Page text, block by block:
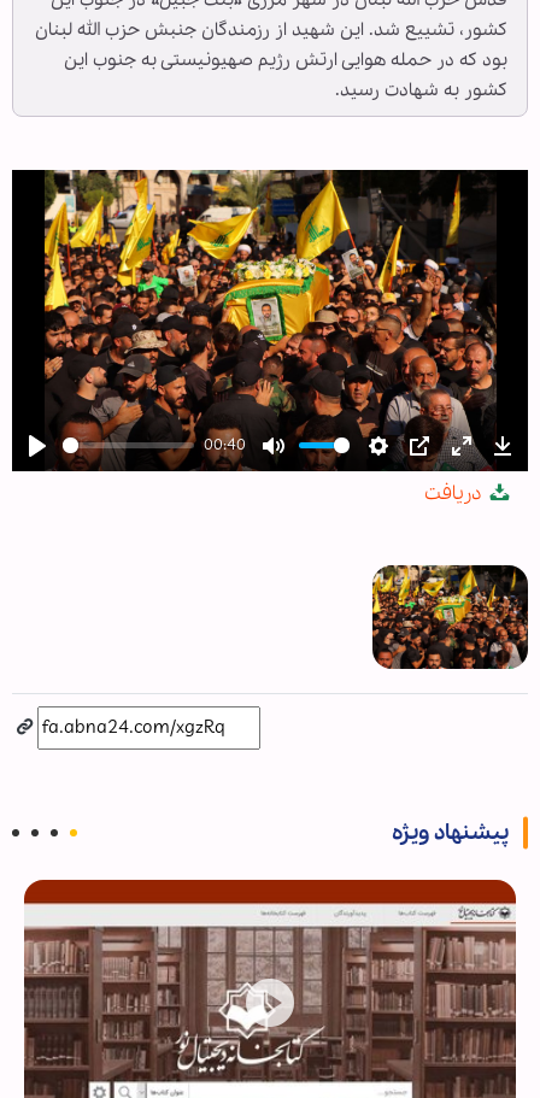
کشور، تشییع شد. این شهید از رزمندگان جنبش حزب الله لبنان
بود که در حمله هوایی ارتش رژیم صهیونیستی به جنوب این
کشور به شهادت رسید.
Play
00:40
Mute Settings
PIP Enter
دریافت
پیشنهاد ویژه